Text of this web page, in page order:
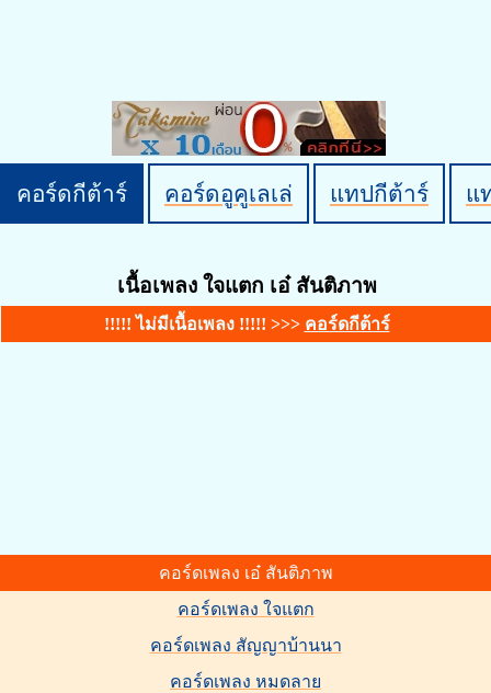
คอร์ดกีต้าร์ คอร์ดอูคูเลเล่ แทปกีต้าร์ แ
เนื้อเพลง ใจแตก เอ๋ สันติภาพ
!!!!! ไม่มีเนื้อเพลง !!!!! >>> คอร์ดกีต้าร์
คอร์ดเพลง เอ๋ สันติภาพ
คอร์ดเพลง ใจแตก
คอร์ดเพลง สัญญาบ้านนา
คอร์ดเพลง หมดลาย